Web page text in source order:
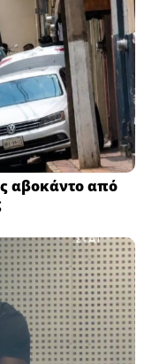
αβοκάντο από